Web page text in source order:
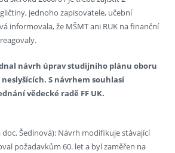
jednoho zapisovatele, učební
informovala, že MŠMT ani RUK na finanční
návrh úprav studijního plánu oboru
S návrhem souhlasí
vědecké radě FF UK.
Šedinová): Návrh modifikuje stávající
požadavkům 60. let a byl zaměřen na